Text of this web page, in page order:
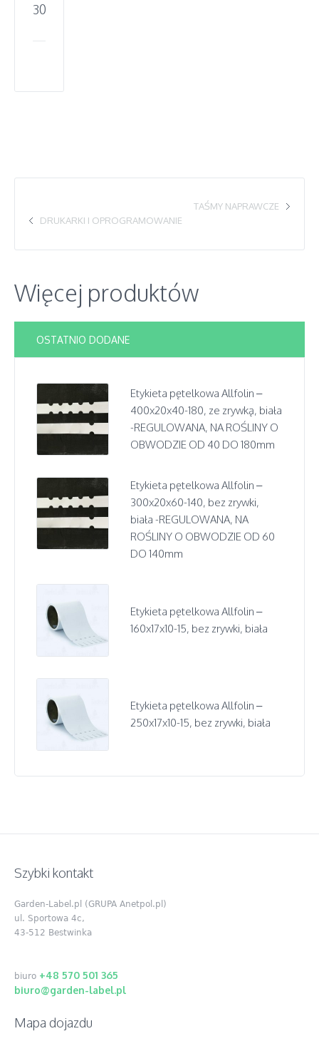
300m
TAŚMY NAPRAWCZE
DRUKARKI I OPROGRAMOWANIE
Więcej produktów
OSTATNIO DODANE
Etykieta pętelkowa Allfolin –
400x20x40-180, ze zrywką, biała
-REGULOWANA, NA ROŚLINY O
OBWODZIE OD 40 DO 180mm
Etykieta pętelkowa Allfolin –
300x20x60-140, bez zrywki,
biała -REGULOWANA, NA
ROŚLINY O OBWODZIE OD 60
DO 140mm
Etykieta pętelkowa Allfolin –
160x17x10-15, bez zrywki, biała
Etykieta pętelkowa Allfolin –
250x17x10-15, bez zrywki, biała
Szybki kontakt
Garden-Label.pl (GRUPA Anetpol.pl)
ul. Sportowa 4c,
43-512 Bestwinka
biuro +48 570 501 365
biuro@garden-label.pl
Mapa dojazdu